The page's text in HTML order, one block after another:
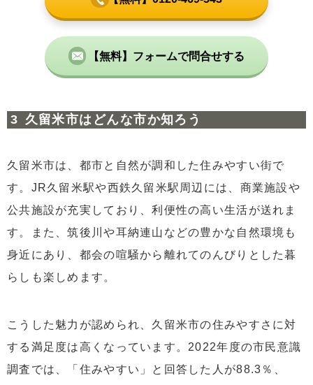
【無料】フォームで問合せする
久留米市はどんな市か知ろう
久留米市は、都市と自然が調和した住みやすい街で
す。JR久留米駅や西鉄久留米駅周辺には、商業施設や
公共施設が充実しており、利便性の高い生活が送れま
す。また、筑後川や耳納連山などの豊かな自然環境も
身近にあり、都会の喧騒から離れてのんびりとした暮
らしも楽しめます。
こうした魅力が認められ、久留米市の住みやすさに対
する満足度は高くなっています。2022年度の市民意識
調査では、「住みやすい」と回答した人が88.3％、